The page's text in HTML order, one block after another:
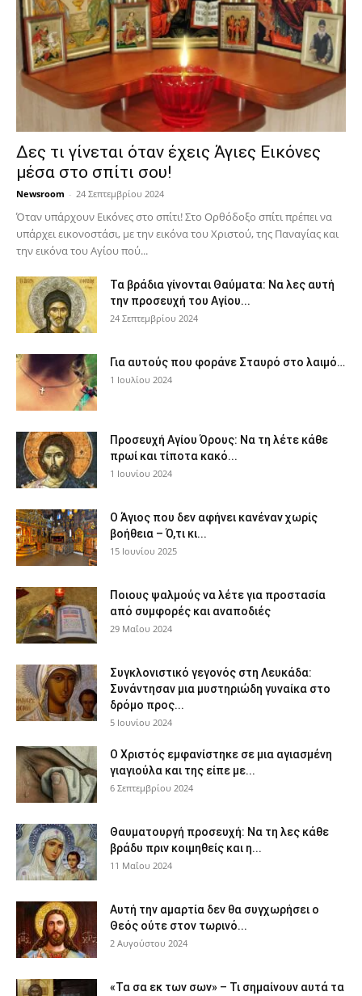
Δες τι γίνεται όταν έχεις Άγιες Εικόνες
μέσα στο σπίτι σου!
Newsroom - 24 Σεπτεμβρίου 2024
Όταν υπάρχουν Εικόνες στο σπίτι! Στο Ορθόδοξο σπίτι πρέπει να
υπάρχει εικονοστάσι, με την εικόνα του Χριστού, της Παν­αγίας και
την εικόνα του Αγίου πού...
Τα βράδια γίνονται Θαύματα: Να λες αυτή
την προσευχή του Αγίου...
24 Σεπτεμβρίου 2024
Για αυτούς που φοράνε Σταυρό στο λαιμό…
1 Ιουλίου 2024
Προσευχή Αγίου Όρους: Να τη λέτε κάθε
πρωί και τίποτα κακό...
1 Ιουνίου 2024
Ο Άγιος που δεν αφήνει κανέναν χωρίς
βοήθεια – Ό,τι κι...
15 Ιουνίου 2025
Ποιους ψαλμούς να λέτε για προστασία
από συμφορές και αναποδιές
29 Μαΐου 2024
Συγκλονιστικό γεγονός στη Λευκάδα:
Συνάντησαν μια μυστηριώδη γυναίκα στο
δρόμο προς...
5 Ιουνίου 2024
Ο Χριστός εμφανίστηκε σε μια αγιασμένη
γιαγιούλα και της είπε με...
6 Σεπτεμβρίου 2024
Θαυματουργή προσευχή: Να τη λες κάθε
βράδυ πριν κοιμηθείς και η...
11 Μαΐου 2024
Αυτή την αμαρτία δεν θα συγχωρήσει ο
Θεός ούτε στον τωρινό...
2 Αυγούστου 2024
«Τα σα εκ των σων» – Τι σημαίνουν αυτά τα